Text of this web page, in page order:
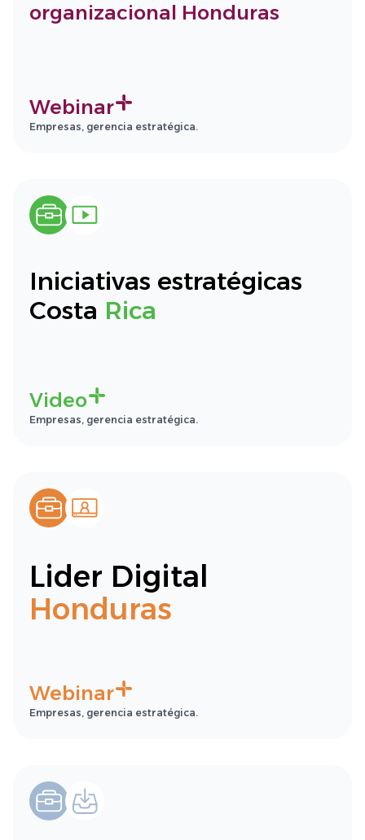
organizacional Honduras
Webinar
Empresas, gerencia estratégica.
Iniciativas estratégicas
Costa Rica
Video
Empresas, gerencia estratégica.
Lider Digital
Honduras
Webinar
Empresas, gerencia estratégica.